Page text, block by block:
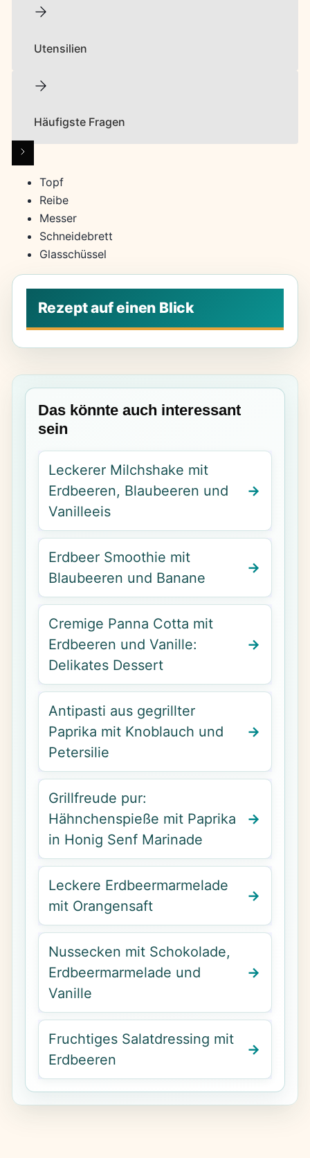
Utensilien
Häufigste Fragen
Topf
Reibe
Messer
Schneidebrett
Glasschüssel
Das könnte auch interessant
sein
Leckerer Milchshake mit
Erdbeeren, Blaubeeren und
Vanilleeis
Erdbeer Smoothie mit
Blaubeeren und Banane
Cremige Panna Cotta mit
Erdbeeren und Vanille:
Delikates Dessert
Antipasti aus gegrillter
Paprika mit Knoblauch und
Petersilie
Grillfreude pur:
Hähnchenspieße mit Paprika
in Honig Senf Marinade
Leckere Erdbeermarmelade
mit Orangensaft
Nussecken mit Schokolade,
Erdbeermarmelade und
Vanille
Fruchtiges Salatdressing mit
Erdbeeren